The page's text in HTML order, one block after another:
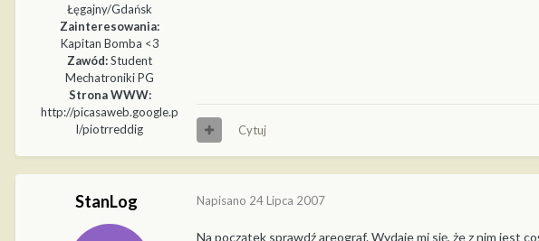
Łęgajny/Gdańsk
Zainteresowania:
Kapitan Bomba <3
Zawód:Student
Mechatroniki PG
Strona WWW:
http://picasaweb.google.p
l/piotrreddig
Cytuj
StanLog Napisano 24 Lipca 2007
Na początek sprawdź areograf. Wydaje mi się, że z nim jest